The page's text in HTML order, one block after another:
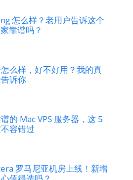
怎么样？老用户告诉这个
靠谱吗？
么样，好不好用？我的真
诉你
的 Mac VPS 服务器，这 5
容错过
罗马尼亚机房上线！新增